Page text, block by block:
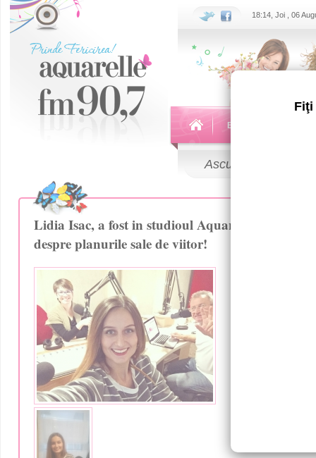
Fiţi
18:14, Joi , 06
Echipa
Ascultă
Lidia Isac, a fost in studioul Aquarelle FM intr-
despre planurile sale de viitor!